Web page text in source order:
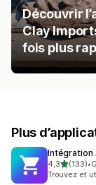
Découvrir
Clay
fois plus
Plus
Intégration
4,3étoile(s)
(133)
133 avis au•
Trouvez et